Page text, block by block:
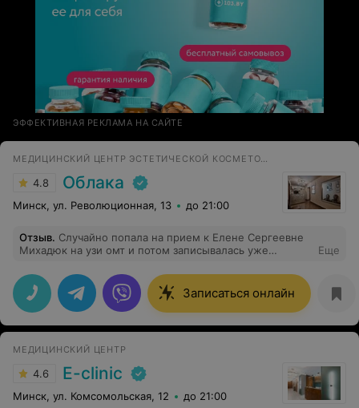
ЭФФЕКТИВНАЯ РЕКЛАМА НА САЙТЕ
МЕДИЦИНСКИЙ ЦЕНТР ЭСТЕТИЧЕСКОЙ КОСМЕТОЛОГИИ И ГИНЕКОЛОГИИ
4.8 Облака
Минск, ул. Революционная, 13 до 21:00
Отзыв. Случайно попала на прием к Елене Сергеевне
Михадюк на узи омт и потом записывалась уже
врач, и отношение. Очень приятная и
доброжелательная, посмотрела все максимально
тщательно, показала на мониторе,
прокомментировала, пояснила, во второй раз
вспомнила предыдущий прием. Однозначно 5 звезд и
Еще
Записаться онлайн
МЕДИЦИНСКИЙ ЦЕНТР
4.6 E-clinic
Минск, ул. Комсомольская, 12 до 21:00